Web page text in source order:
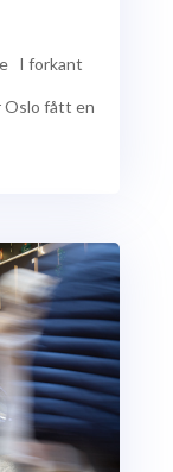
I forkant
Oslo fått en